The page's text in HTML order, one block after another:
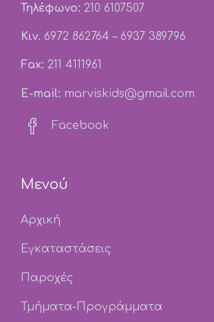
Τηλέφωνο: 210 6107507
Κιν. 6972 862764 – 6937 389796
Fax: 211 4111961
E-mail: marviskids@gmail.com
 Facebook
Μενού
Αρχική
Εγκαταστάσεις
Παροχές
Τμήματα-Προγράμματα